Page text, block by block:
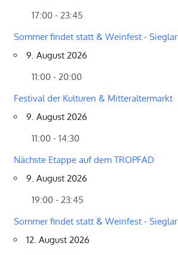
17:00 - 23:45
Sommer findet statt & Weinfest - Sieglar
9. August 2026
11:00 - 20:00
Festival der Kulturen & Mitteraltermarkt
9. August 2026
11:00 - 14:30
Nächste Etappe auf dem TROPFAD
9. August 2026
19:00 - 23:45
Sommer findet statt & Weinfest - Sieglar
12. August 2026